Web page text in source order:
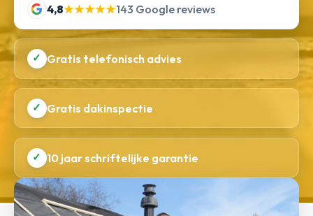
4,8★★★★★143 Google reviews
✓ Gratis telefonisch advies
✓ Gratis dakinspectie
✓ 10 jaar schriftelijke garantie